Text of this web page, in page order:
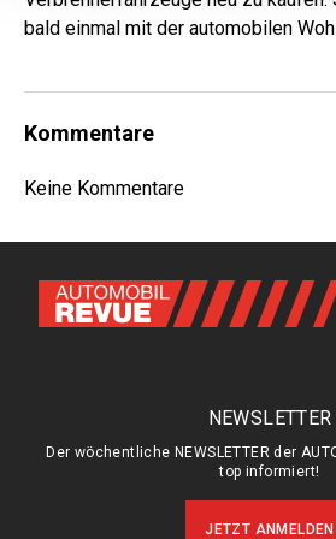
bald einmal mit der automobilen
Kommentare
Keine Kommentare
NEWSLETTER
Der wöchentliche NEWSLETTER der
top informiert!
JETZT ANMELDEN